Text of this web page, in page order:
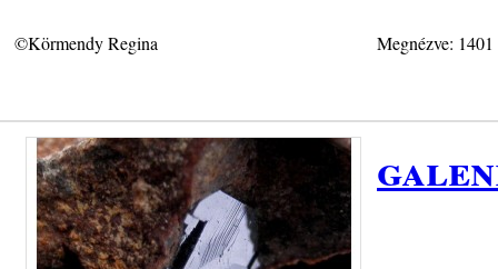
©Körmendy Regina Megnézve: